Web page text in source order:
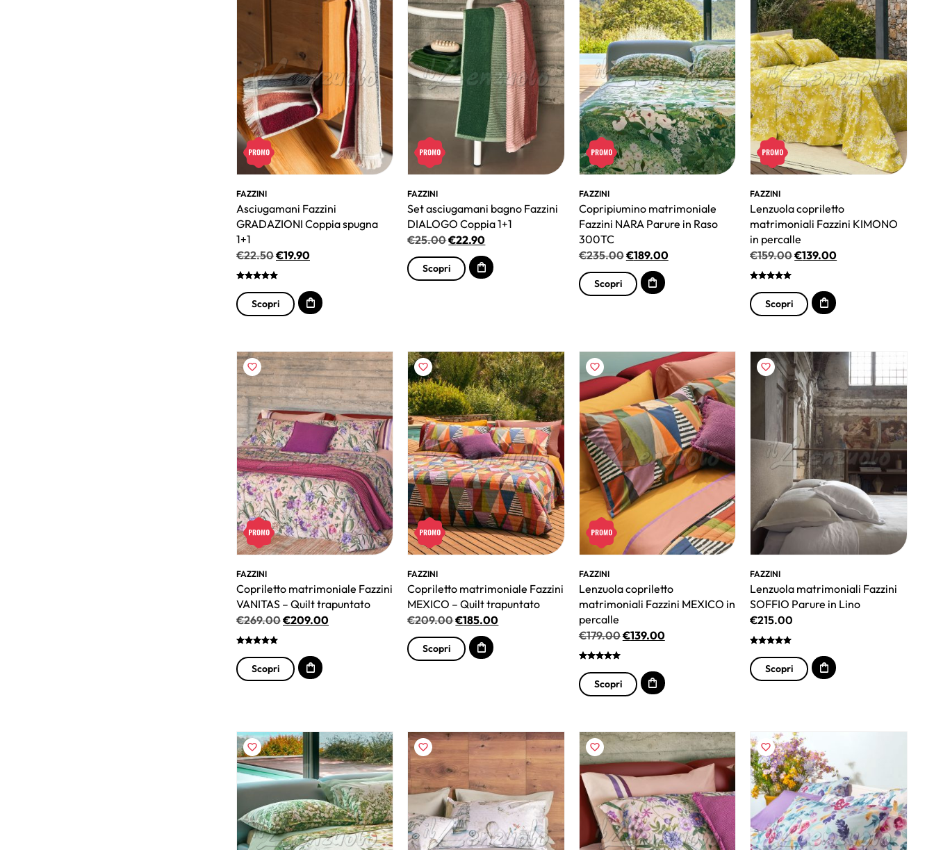
FAZZINI
Asciugamani Fazzini
GRADAZIONI Coppia spugna
1+1
€22.50€19.90
Scopri
FAZZINI
Set asciugamani bagno Fazzini
DIALOGO Coppia 1+1
€25.00€22.90
Scopri
FAZZINI
Copripiumino matrimoniale
Fazzini NARA Parure in Raso
300TC
€235.00€189.00
Scopri
FAZZINI
Lenzuola copriletto
matrimoniali Fazzini KIMONO
in percalle
€159.00€139.00
Scopri
FAZZINI
Copriletto matrimoniale Fazzini
VANITAS – Quilt trapuntato
€269.00€209.00
Scopri
FAZZINI
Copriletto matrimoniale Fazzini
MEXICO – Quilt trapuntato
€209.00€185.00
Scopri
FAZZINI
Lenzuola copriletto
matrimoniali Fazzini MEXICO in
percalle
€179.00€139.00
Scopri
FAZZINI
Lenzuola matrimoniali Fazzini
SOFFIO Parure in Lino
€215.00
Scopri